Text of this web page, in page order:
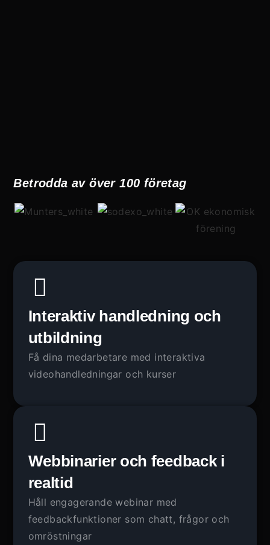
Betrodda av över 100 företag
Interaktiv handledning och
utbildning
Få dina medarbetare med interaktiva
videohandledningar och kurser
Webbinarier och feedback i
realtid
Håll engagerande webinar med
feedbackfunktioner som chatt, frågor och
omröstningar